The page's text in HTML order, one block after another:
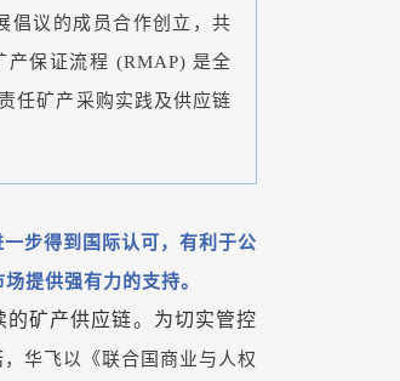
倡议的成员合作创立，共
产保证流程 (RMAP) 是全
任矿产采购实践及供应链
步得到国际认可，有利于公
提供强有力的支持。
矿产供应链。为切实管控
， 华飞以《联合国商业与人权